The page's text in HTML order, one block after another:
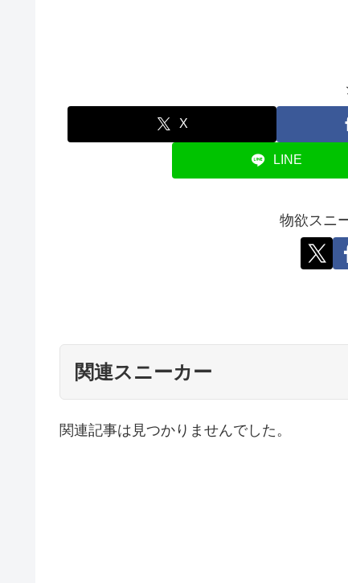
X
LINE
物欲スニ
関連スニーカー
関連記事は見つかりませんでした。